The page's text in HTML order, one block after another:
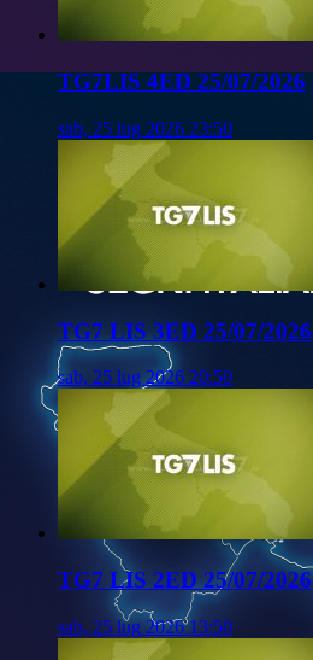
TG7LIS 4ED 25/07/2026
sab, 25 lug 2026 23:50
TG7 LIS 3ED 25/07/2026
sab, 25 lug 2026 20:50
TG7 LIS 2ED 25/07/2026
sab, 25 lug 2026 13:50